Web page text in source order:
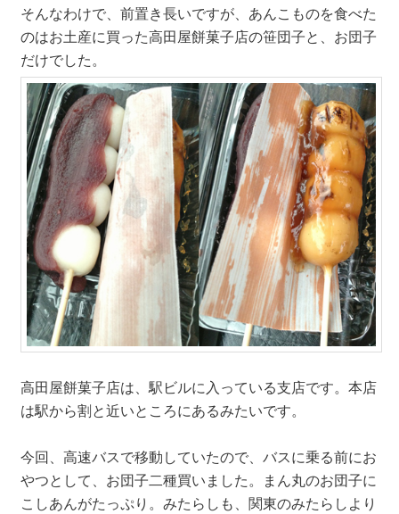
そんなわけで、前置き長いですが、あんこものを食べた
のはお土産に買った高田屋餅菓子店の笹団子と、お団子
だけでした。
高田屋餅菓子店は、駅ビルに入っている支店です。本店
は駅から割と近いところにあるみたいです。
今回、高速バスで移動していたので、バスに乗る前にお
やつとして、お団子二種買いました。まん丸のお団子に
こしあんがたっぷり。みたらしも、関東のみたらしより